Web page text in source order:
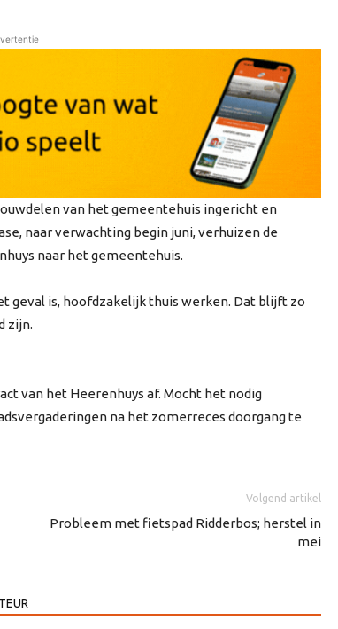
van het gemeentehuis ingericht en
naar verwachting begin juni, verhuizen de
naar het gemeentehuis.
geval is, hoofdzakelijk thuis werken. Dat blijft zo
zijn.
van het Heerenhuys af. Mocht het nodig
na het zomerreces doorgang te
Volgend artikel
Probleem met fietspad Ridderbos; herstel in
mei